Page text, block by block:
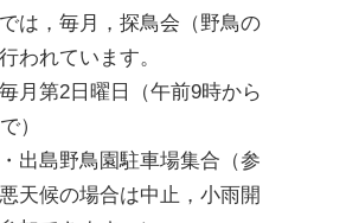
は，毎月，探鳥会（野鳥の
われています。
月第2日曜日（午前9時から
）
出島野鳥園駐車場集合（参
天候の場合は中止，小雨開